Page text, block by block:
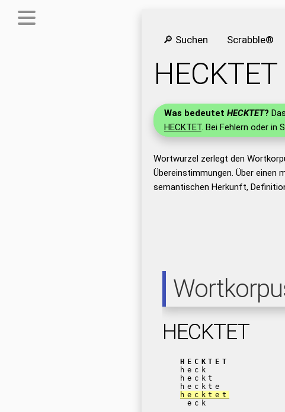
🔎 Suchen Scrabble®
HECKTET
Was bedeutet HECKTET?
HECKTET. Bei Fehlern oder in
Wortwurzel zerlegt den
Übereinstimmungen. Über
semantischen Herkunft,
HECKTET
HECKTET
heck
heckt
heckte
hecktet
eck